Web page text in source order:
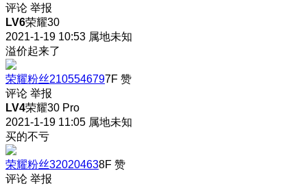
评论 举报
LV6荣耀30
2021-1-19 10:53 属地未知
溢价起来了
荣耀粉丝2105546797F 赞
评论 举报
LV4荣耀30 Pro
2021-1-19 11:05 属地未知
买的不亏
荣耀粉丝320204638F 赞
评论 举报